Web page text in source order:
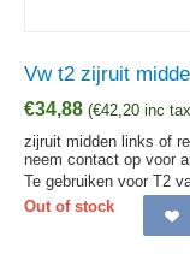
Vw t2 zijruit
€34,88 (€42,20 inc
zijruit midden links of
neem contact op voor
Te gebruiken voor T2
Out of stock